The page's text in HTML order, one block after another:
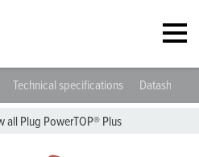
Technical specifications Datasheets
all Plug PowerTOP® Plus